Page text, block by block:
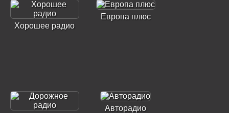
Хорошее радио
Европа плюс
Авторадио